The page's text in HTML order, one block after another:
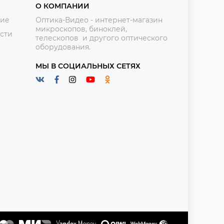
О КОМПАНИИ
Оптика-Видео - интернет-магазин
микроскопов, биноклей,
телескопов и другого оптического
оборудования.
МЫ В СОЦИАЛЬНЫХ СЕТЯХ